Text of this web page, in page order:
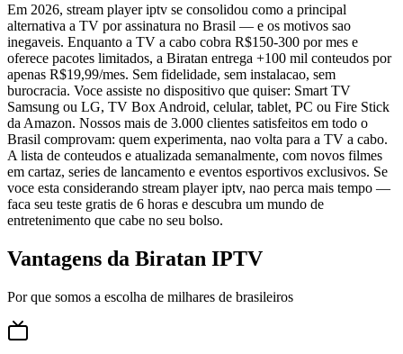
Em 2026, stream player iptv se consolidou como a principal
alternativa a TV por assinatura no Brasil — e os motivos sao
inegaveis. Enquanto a TV a cabo cobra R$150-300 por mes e
oferece pacotes limitados, a Biratan entrega +100 mil conteudos por
apenas R$19,99/mes. Sem fidelidade, sem instalacao, sem
burocracia. Voce assiste no dispositivo que quiser: Smart TV
Samsung ou LG, TV Box Android, celular, tablet, PC ou Fire Stick
da Amazon. Nossos mais de 3.000 clientes satisfeitos em todo o
Brasil comprovam: quem experimenta, nao volta para a TV a cabo.
A lista de conteudos e atualizada semanalmente, com novos filmes
em cartaz, series de lancamento e eventos esportivos exclusivos. Se
voce esta considerando stream player iptv, nao perca mais tempo —
faca seu teste gratis de 6 horas e descubra um mundo de
entretenimento que cabe no seu bolso.
Vantagens da Biratan IPTV
Por que somos a escolha de milhares de brasileiros